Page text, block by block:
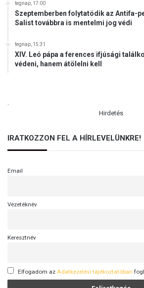
tegnap, 17:00
Szeptemberben folytatódik az Antifa-
Salist továbbra is mentelmi jog védi
tegnap, 15:31
XIV. Leó pápa a ferences ifjúsági
védeni, hanem átölelni kell
.
Hirdetés
IRATKOZZON FEL A HÍRLEVELÜNKRE!
Email
Vezetéknév
Keresztnév
Elfogadom az Adatkezelési tájékoztatóban